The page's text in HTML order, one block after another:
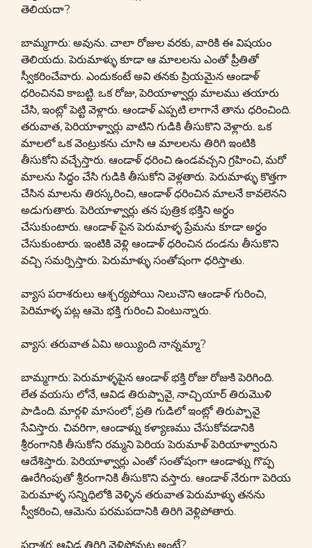
తెలియదా?
బామ్మగారు: అవును. చాలా రోజుల వరకు, వారికి ఈ విషయం
తెలియదు. పెరుమాళ్ళు కూడా ఆ మాలలను ఎంతో ప్రీతితో
స్వీకరించేవారు. ఎందుకంటే అవి తనకు ప్రియమైన ఆండాళ్
ధరించినవి కాబట్టి. ఒక రోజు, పెరియాళ్వార్లు మాలము తయారు
చేసి, ఇంట్లో పెట్టి వెళ్లారు. ఆండాళ్ ఎప్పటి లాగానే తాను ధరించింది.
తరువాత, పెరియాళ్వార్లు వాటిని గుడికి తీసుకొని వెళ్లారు. ఒక
మాలలో ఒక వెంట్రుకను చూసి ఆ మాలలను తిరిగి ఇంటికి
తీసుకోని వచ్చేస్తారు. ఆండాళ్ ధరించి ఉండవచ్చని గ్రహించి, మరో
మాలను సిద్ధం చేసి గుడికి తీసుకోని వెళ్లతారు. పెరుమాళ్ళు కొత్తగా
చేసిన మాలను తిరస్కరించి, ఆండాళ్ ధరించిన మాలనే కావలెనని
అడుగుతారు. పెరియాళ్వార్లు తన పుత్రిక భక్తిని అర్థం
చేసుకుంటారు. ఆండాళ్ పైన పెరుమాళ్ళ ప్రేమను కూడా అర్థం
చేసుకుంటారు. ఇంటికి వెళ్లి ఆండాళ్ ధరించిన దండను తీసుకొని
వచ్చి సమర్పిస్తారు. పెరుమాళ్ళు సంతోషంగా ధరిస్తాతు.
వ్యాస పరాశరులు ఆశ్చర్యపోయి నిలుచొని ఆండాళ్ గురించి,
పెరిమాళ్ళ పట్ల ఆమె భక్తి గురించి వింటున్నారు.
వ్యాస: తరువాత ఏమి అయ్యింది నాన్నమ్మా?
బామ్మగారు: పెరుమాళ్ళపైన ఆండాళ్ భక్తి రోజు రోజుకి పెరిగింది.
లేత వయసు లోనే, ఆవిడ తిరుప్పావై, నాచ్చియార్ తిరుమొళి
పాడింది. మార్గళి మాసంలో, ప్రతి గుడిలో ఇంట్లో తిరుప్పావై
సేవిస్తారు. చివరిగా, ఆండాళ్ను కళ్యాణము చేసుకోవడానికి
శ్రీరంగానికి తీసుకోని రమ్మని పెరియ పెరుమాళ్ పెరియాళ్వారుని
ఆదేశిస్తారు. పెరియాళ్వార్లు ఎంతో సంతోషంగా ఆండాళ్ను గొప్ప
ఊరేగింపుతో శ్రీరంగానికి తీసుకొని వస్తారు. ఆండాళ్ నేరుగా పెరియ
పెరుమాళ్ళ సన్నిధిలోకి వెళ్ళిన తరువాత పెరుమాళ్ళు తనను
స్వీకరించి, ఆమెను పరమపదానికి తిరిగి వెళ్లిపోతారు.
పరాశర: ఆవిడ తిరిగి వెళ్లిపోవుట అంటే?